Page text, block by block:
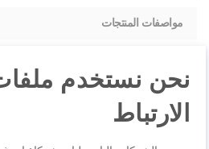
المراجعات
مواصفات المنتجات
نحن نستخدم
الارتباط